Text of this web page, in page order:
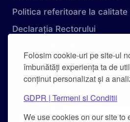
Folosim cookie-uri pe site-ul
îmbunătăți experiența ta de
conținut personalizat și a
GDPR | Termeni si Conditii
We use cookies on our site to
Politica referitoare la calitate
Declarația Rectorului
Carta Universității
Combaterea hărțuirii pe